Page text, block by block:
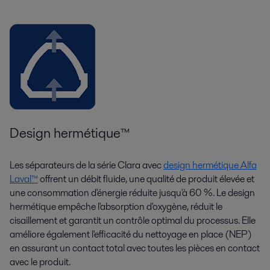
Design hermétique™
Les séparateurs de la série Clara avecdesign hermétique Alfa
Laval™offrent un débit fluide, une qualité de produit élevée et
une consommation d'énergie réduite jusqu'à 60 %. Le design
hermétique empêche l'absorption d'oxygène, réduit le
cisaillement et garantit un contrôle optimal du processus. Elle
améliore également l'efficacité du nettoyage en place (NEP)
en assurant un contact total avec toutes les pièces en contact
avec le produit.